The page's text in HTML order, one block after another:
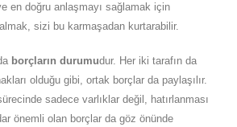
en doğru anlaşmayı sağlamak için
sizi bu karmaşadan kurtarabilir.
borçların durumudur. Her iki tarafın da
olduğu gibi, ortak borçlar da paylaşılır.
sadece varlıklar değil, hatırlanması
önemli olan borçlar da göz önünde